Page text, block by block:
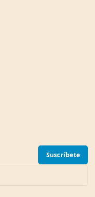
Suscríbete